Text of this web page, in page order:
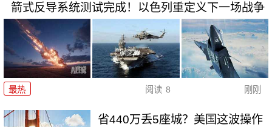
箭式反导系统测试完成！以色列重定义下一场战争
最热 阅读 8 刚刚
省440万丢5座城？美国这波操作